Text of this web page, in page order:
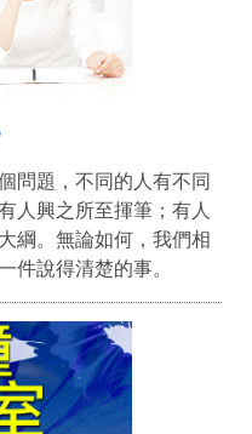
問題，不同的人有不同
人興之所至揮筆；有人
綱。無論如何，我們相
件說得清楚的事。